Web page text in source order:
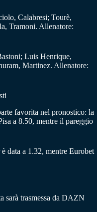
Calabresi; Tourè,
Tramoni. Allenatore:
Luis Henrique,
Martinez. Allenatore:
favorita nel pronostico: la
a 8.50, mentre il pareggio
data a 1.32, mentre Eurobet
sarà trasmessa da DAZN